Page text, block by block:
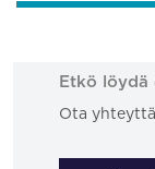
Etkö löydä
Ota